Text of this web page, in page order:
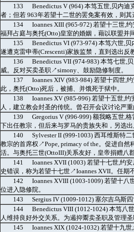
133 Benedictus V (964) 本笃五世,贝内迪
者；但若 963年若望十二世的罢免案有效，则
134 Ioannes XIII (965-972) 若望十三世,
福拜占庭与奥托(Otto)皇室的婚姻，藉以联盟并
135 Benedictus VI (973-974) 本笃六世,贝
遂遭克雷申蒂(Crescenti)家族监禁，直到选出
136 Benedictus VII (974-983) 本笃七世,
威。反对买卖圣职↗simony、鼓励隐修制度。
137 Ioannes XIV (983-984) 若望十四世,
此，奥托(Otto)死后，被捕、并饿死于狱中。
138 Ioannes XV (985-996) 若望十五世,约
人，建立教会封圣的传统。曾召开会议讨论严
139 Gregorius V (996-999) 额我略五世,
下出任教宗，但后来与罗马的贵族失和，另选
140 Sylvester II (999-1003) 西耳维斯特
教宗的首席权↗Pope, primacy of the。促进自
活。与奥托三世(OttoIII)关系友好，皇帝捐赠八
141 Ioannes XVII (1003) 若望十七世,约安
史错误，称为若望十七世↗Ioannes XVII。任期
142 Ioannes XVIII (1003-1009) 若望十八
位进入隐修院。
143 Sergius IV (1009-1012) 塞尔吉乌斯
144 Benedictus VIII (1012-1024) 本笃八
人维持良好外交关系。为遏抑鬻卖圣职及管理
145 Ioannes XIX (1024-1032) 若望十九